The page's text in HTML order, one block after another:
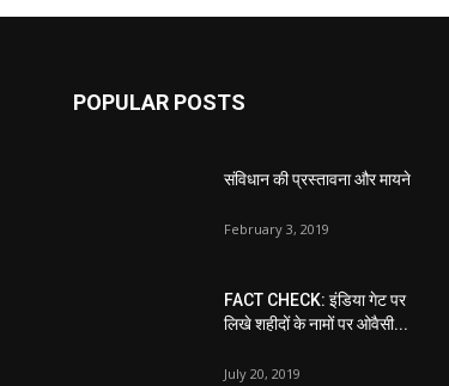
POPULAR POSTS
संविधान की प्रस्तावना और मायने
February 3, 2019
FACT CHECK: इंडिया गेट पर
लिखे शहीदों के नामों पर ओवैसी...
July 20, 2019